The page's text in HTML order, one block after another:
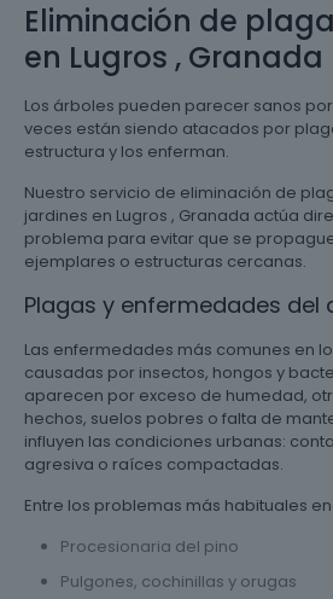
Eliminación de
en Lugros , Granada
Los árboles pueden parecer sanos
veces están siendo atacados por
estructura y los enferman.
Nuestro servicio de eliminación de
jardines en Lugros , Granada actúa
problema para evitar que se
ejemplares o estructuras cercanas.
Plagas y enfermedades del
Las enfermedades más comunes en
causadas por insectos, hongos y
aparecen por exceso de humedad,
hechos, suelos pobres o falta de
influyen las condiciones urbanas:
agresiva o raíces compactadas.
Entre los problemas más habituales
Procesionaria del pino
Pulgones, cochinillas y orugas